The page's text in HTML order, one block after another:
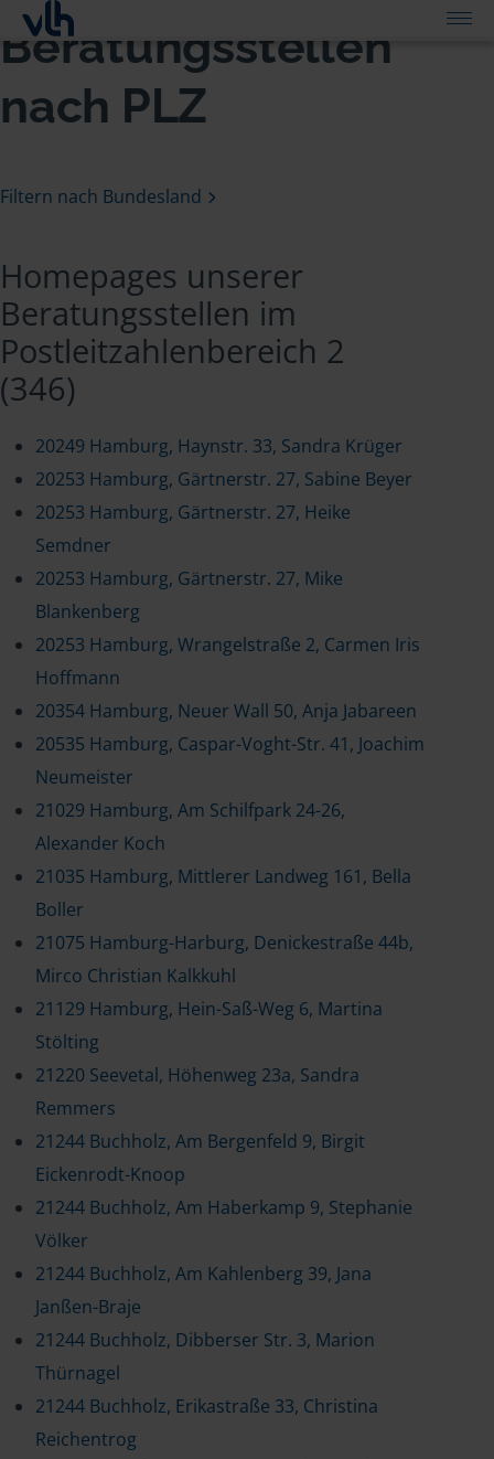
Beratungsstellen
nach PLZ
Filtern nach Bundesland
Homepages unserer
Beratungsstellen im
Postleitzahlenbereich 2
(346)
20249 Hamburg, Haynstr. 33, Sandra Krüger
20253 Hamburg, Gärtnerstr. 27, Sabine Beyer
20253 Hamburg, Gärtnerstr. 27, Heike
Semdner
20253 Hamburg, Gärtnerstr. 27, Mike
Blankenberg
20253 Hamburg, Wrangelstraße 2, Carmen Iris
Hoffmann
20354 Hamburg, Neuer Wall 50, Anja Jabareen
20535 Hamburg, Caspar-Voght-Str. 41, Joachim
Neumeister
21029 Hamburg, Am Schilfpark 24-26,
Alexander Koch
21035 Hamburg, Mittlerer Landweg 161, Bella
Boller
21075 Hamburg-Harburg, Denickestraße 44b,
Mirco Christian Kalkkuhl
21129 Hamburg, Hein-Saß-Weg 6, Martina
Stölting
21220 Seevetal, Höhenweg 23a, Sandra
Remmers
21244 Buchholz, Am Bergenfeld 9, Birgit
Eickenrodt-Knoop
21244 Buchholz, Am Haberkamp 9, Stephanie
Völker
21244 Buchholz, Am Kahlenberg 39, Jana
Janßen-Braje
21244 Buchholz, Dibberser Str. 3, Marion
Thürnagel
21244 Buchholz, Erikastraße 33, Christina
Reichentrog